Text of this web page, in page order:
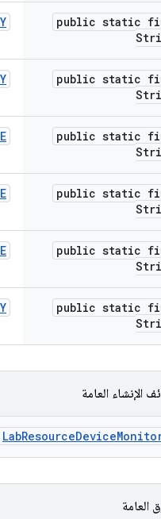
public static
public static
public static
public static
public static
public static
الإنشاء العامة
LabResourceDevice
العامة